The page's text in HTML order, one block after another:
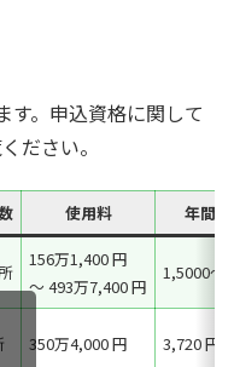
す。申込資格に関して
ださい。
使用料 年間
156万1,400 円
～ 493万7,400 円
1,5000～
350万4,000 円 3,720 円